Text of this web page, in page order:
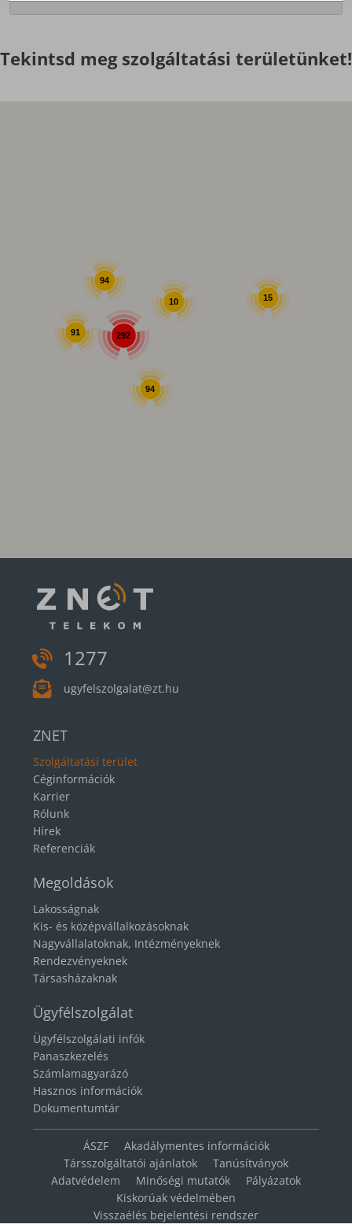
Tekintsd meg szolgáltatási területünket!
292
94
94
10 15
91
1277
ugyfelszolgalat@zt.hu
ZNET
Szolgáltatási terület
Céginformációk
Karrier
Rólunk
Hírek
Referenciák
Megoldások
Lakosságnak
Kis- és középvállalkozásoknak
Nagyvállalatoknak, Intézményeknek
Rendezvényeknek
Társasházaknak
Ügyfélszolgálat
Ügyfélszolgálati infók
Panaszkezelés
Számlamagyarázó
Hasznos információk
Dokumentumtár
ÁSZF
Akadálymentes információk
Társszolgáltatói ajánlatok
Tanúsítványok
Adatvédelem
Minőségi mutatók
Pályázatok
Kiskorúak védelmében
Visszaélés bejelentési rendszer